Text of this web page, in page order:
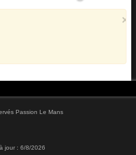
×
Passion Le Mans
jour : 6/8/2026